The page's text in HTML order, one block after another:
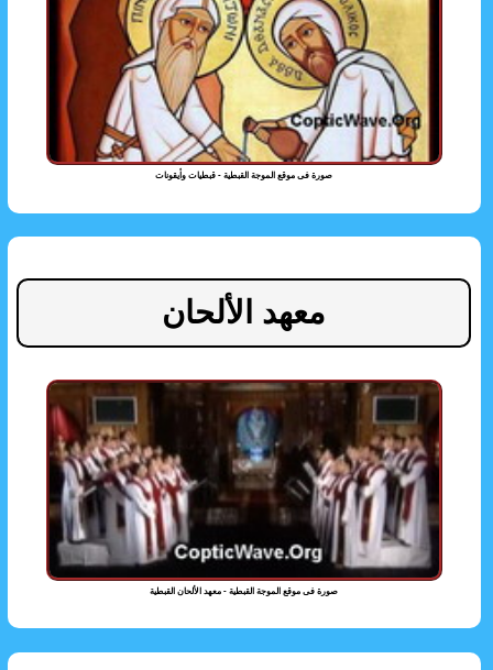
صورة فى موقع الموجة القبطية - قبطيات وأيقونات
معهد الألحان
صورة فى موقع الموجة القبطية - معهد الألحان القبطية